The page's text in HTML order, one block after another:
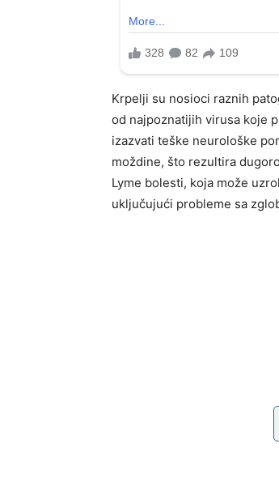
Krpelji su nosioci raznih
od najpoznatijih virusa koje
izazvati teške neurološke
moždine, što rezultira
Lyme bolesti, koja može
uključujući probleme sa